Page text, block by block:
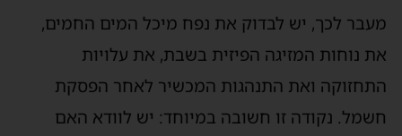
מעבר לכך, יש לבדוק את נפח מיכל המים החמים,
את נוחות המזיגה הפיזית בשבת, את עלויות
התחזוקה ואת התנהגות המכשיר לאחר הפסקת
חשמל. נקודה זו חשובה במיוחד: יש לוודא האם